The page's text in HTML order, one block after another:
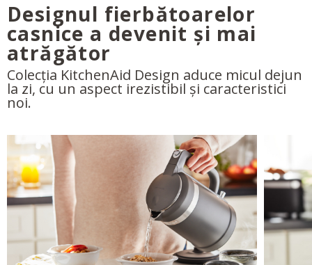
Designul fierbătoarelor
casnice a devenit și mai
atrăgător
Colecția KitchenAid Design aduce micul dejun
la zi, cu un aspect irezistibil și caracteristici
noi.